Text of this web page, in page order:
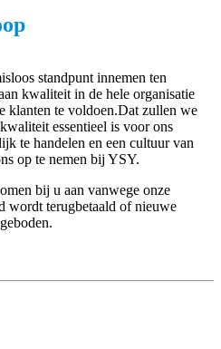
standpunt innemen ten
kwaliteit in de hele organisatie
klanten te voldoen.Dat zullen we
essentieel is voor ons
te handelen en een cultuur van
op te nemen bij YSY.
bij u aan vanwege onze
wordt terugbetaald of nieuwe